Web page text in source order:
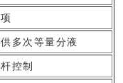
多次等量分液
控制